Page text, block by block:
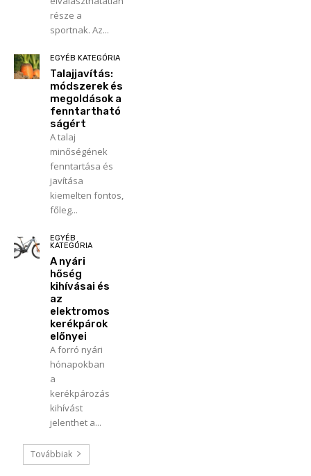
része a
sportnak. Az...
EGYÉB KATEGÓRIA
Talajjavítás:
módszerek és
megoldások a
fenntartható
ságért
A talaj
minőségének
fenntartása és
javítása
kiemelten fontos,
főleg...
EGYÉB
KATEGÓRIA
A nyári
hőség
kihívásai és
az
elektromos
kerékpárok
előnyei
A forró nyári
hónapokban
a
kerékpározás
kihívást
jelenthet a...
Továbbiak